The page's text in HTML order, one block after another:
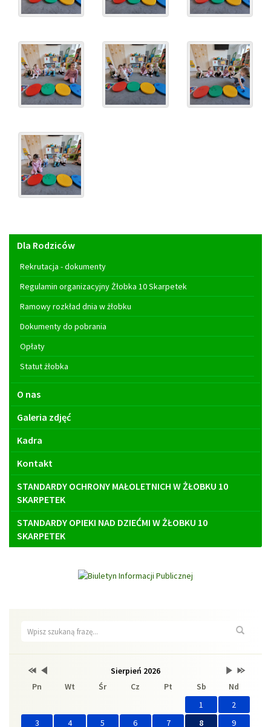
Menu
główne
Dla Rodziców
Rekrutacja - dokumenty
Regulamin organizacyjny Żłobka 10 Skarpetek
Ramowy rozkład dnia w żłobku
Dokumenty do pobrania
Opłaty
Statut żłobka
O nas
Galeria zdjęć
Kadra
Kontakt
STANDARDY OCHRONY MAŁOLETNICH W ŻŁOBKU 10
SKARPETEK
STANDARDY OPIEKI NAD DZIEĆMI W ŻŁOBKU 10
SKARPETEK
Wyszukiwarka
Kalendarz Lista
wydarzeń
Sierpień 2026Brak
w
Przestaw
na
Przestaw
na
Przestaw
na
Wrzesień
2026
Przestaw
na
Sierpień
2027
Pn Wt Śr Cz Pt Sb
Nd
1
2
3
4 5 6 7 8
9